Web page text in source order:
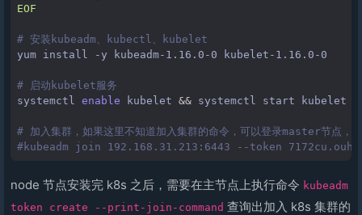
EOF
# 安装kubeadm、kubectl、kubelet
yum install -y kubeadm-1.16.0-0 kubelet-1.16.0-0
# 启动kubelet服务
systemctl
enable kubelet && systemctl start kubelet
# 加入集群，如果这里不知道加入集群的命令，可以登录master
#kubeadm join 192.168.31.213:6443 --token
node 节点安装完 k8s 之后，需要在主节点上执行命令 kubeadm
token create --print-join-command 查询出加入 k8s 集群的